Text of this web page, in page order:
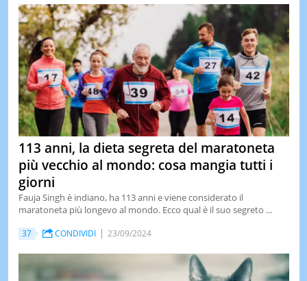
113 anni, la dieta segreta del maratoneta
più vecchio al mondo: cosa mangia tutti i
giorni
Fauja Singh è indiano, ha 113 anni e viene considerato il
maratoneta più longevo al mondo. Ecco qual è il suo segreto ...
37 CONDIVIDI 23/09/2024